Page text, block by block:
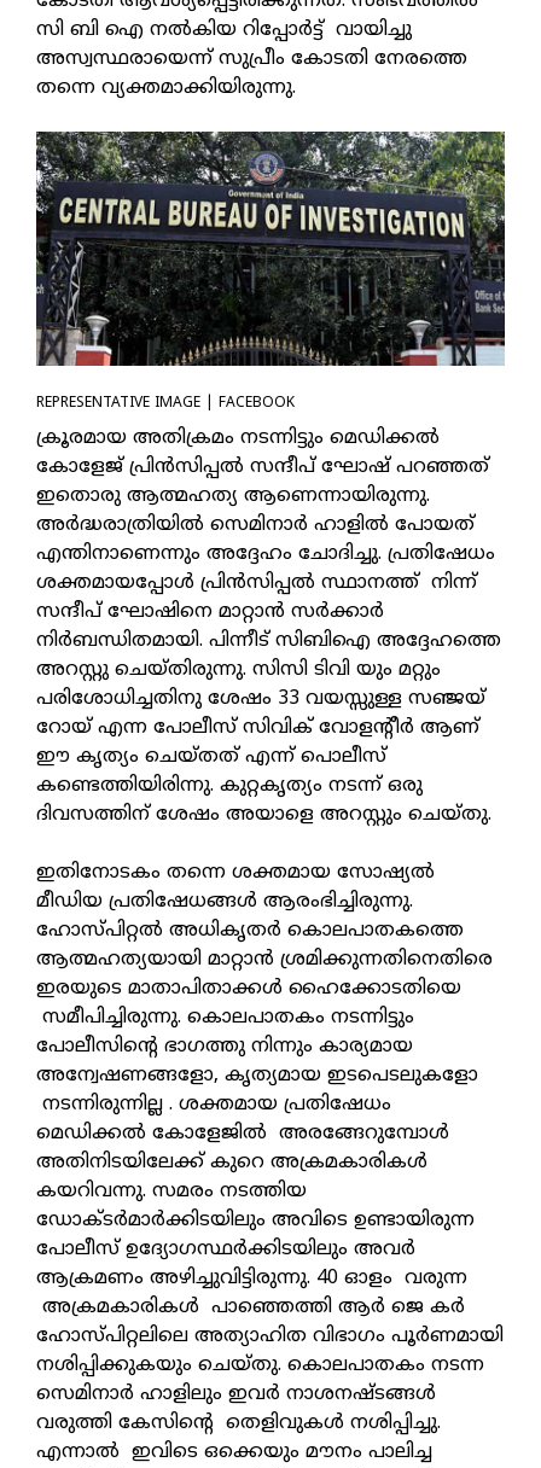
സി ബി ഐ നല്‍കിയ റിപ്പോര്‍ട്ട് വായിച്ചു
അസ്വസ്ഥരായെന്ന് സുപ്രീം കോടതി നേരത്തെ
തന്നെ വ്യക്തമാക്കിയിരുന്നു.
REPRESENTATIVE IMAGE | FACEBOOK
ക്രൂരമായ അതിക്രമം നടന്നിട്ടും മെഡിക്കല്‍
കോളേജ് പ്രിന്‍സിപ്പല്‍ സന്ദീപ് ഘോഷ് പറഞ്ഞത്
ഇതൊരു ആത്മഹത്യ ആണെന്നായിരുന്നു.
അര്‍ദ്ധരാത്രിയില്‍ സെമിനാര്‍ ഹാളില്‍ പോയത്
എന്തിനാണെന്നും അദ്ദേഹം ചോദിച്ചു. പ്രതിഷേധം
ശക്തമായപ്പോള്‍ പ്രിന്‍സിപ്പല്‍ സ്ഥാനത്ത് നിന്ന്
സന്ദീപ് ഘോഷിനെ മാറ്റാന്‍ സര്‍ക്കാര്‍
നിര്‍ബന്ധിതമായി. പിന്നീട് സിബിഐ അദ്ദേഹത്തെ
അറസ്റ്റു ചെയ്തിരുന്നു. സിസി ടിവി യും മറ്റും
പരിശോധിച്ചതിനു ശേഷം 33 വയസ്സുള്ള സഞ്ജയ്
റോയ് എന്ന പോലീസ് സിവിക് വോളന്റീര്‍ ആണ്
ഈ കൃത്യം ചെയ്തത് എന്ന് പൊലീസ്
കണ്ടെത്തിയിരിന്നു. കുറ്റകൃത്യം നടന്ന് ഒരു
ദിവസത്തിന് ശേഷം അയാളെ അറസ്റ്റും ചെയ്തു.
ഇതിനോടകം തന്നെ ശക്തമായ സോഷ്യല്‍
മീഡിയ പ്രതിഷേധങ്ങള്‍ ആരംഭിച്ചിരുന്നു.
ഹോസ്പിറ്റല്‍ അധികൃതര്‍ കൊലപാതകത്തെ
ആത്മഹത്യയായി മാറ്റാന്‍ ശ്രമിക്കുന്നതിനെതിരെ
ഇരയുടെ മാതാപിതാക്കള്‍ ഹൈക്കോടതിയെ
സമീപിച്ചിരുന്നു. കൊലപാതകം നടന്നിട്ടും
പോലീസിന്റെ ഭാഗത്തു നിന്നും കാര്യമായ
അന്വേഷണങ്ങളോ, കൃത്യമായ ഇടപെടലുകളോ
നടന്നിരുന്നില്ല . ശക്തമായ പ്രതിഷേധം
മെഡിക്കല്‍ കോളേജില്‍ അരങ്ങേറുമ്പോള്‍
അതിനിടയിലേക്ക് കുറെ അക്രമകാരികള്‍
കയറിവന്നു. സമരം നടത്തിയ
ഡോക്ടർമാർക്കിടയിലും അവിടെ ഉണ്ടായിരുന്ന
പോലീസ് ഉദ്യോഗസ്ഥര്‍ക്കിടയിലും അവര്‍
ആക്രമണം അഴിച്ചുവിട്ടിരുന്നു. 40 ഓളം വരുന്ന
അക്രമകാരികള്‍ പാഞ്ഞെത്തി ആര്‍ ജെ കര്‍
ഹോസ്പിറ്റലിലെ അത്യാഹിത വിഭാഗം പൂര്‍ണമായി
നശിപ്പിക്കുകയും ചെയ്തു. കൊലപാതകം നടന്ന
സെമിനാര്‍ ഹാളിലും ഇവര്‍ നാശനഷ്ടങ്ങള്‍
വരുത്തി കേസിന്റെ തെളിവുകള്‍ നശിപ്പിച്ചു.
എന്നാല്‍ ഇവിടെ ഒക്കെയും മൗനം പാലിച്ച